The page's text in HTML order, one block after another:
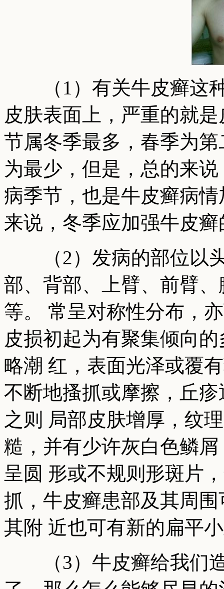
（1）有关牛皮癣这种
皮肤表面上，严重的就
节属冬季最多，春季为
为最少，但是，总的来
病季节，也是牛皮癣病
来说，冬季应加强牛皮
（2）发病的部位以头
部、背部、上臂、前臂
等。 常呈对称性分布，
皮损初起为有聚集倾向
略潮 红，表面光泽或覆
不断地搔抓或摩擦，丘
之则 局部皮肤增厚，纹
糙，并有少许灰白色鳞
呈圆 形或不规则形斑片
抓，牛皮癣患部及其周
其附 近也可有新的扁平
（3）牛皮癣给我们造